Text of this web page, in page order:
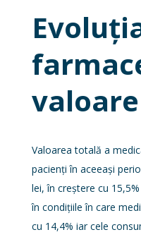
valoare
Valoarea totală a
pacienți în aceeași
lei, în creștere cu
în condițiile în care
cu 14,4% iar cele